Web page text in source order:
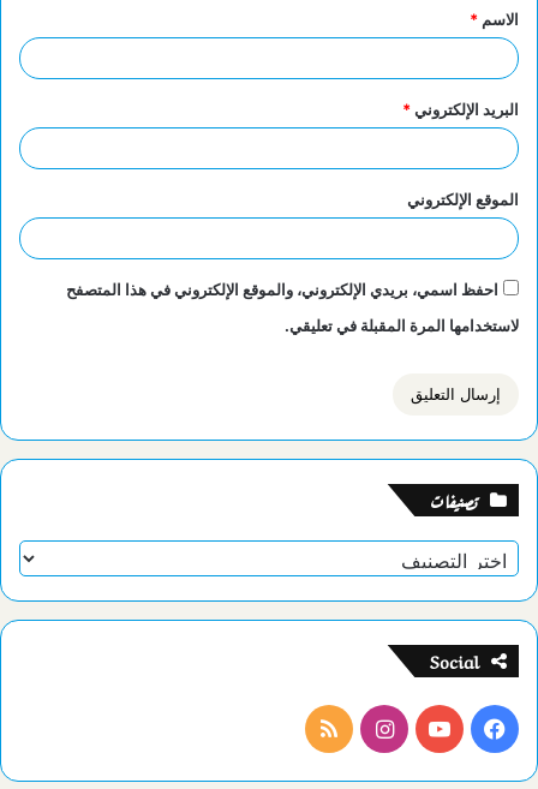
*
الاسم *
البريد الإلكتروني*
الموقع الإلكتروني
احفظ اسمي، بريدي الإلكتروني، والموقع الإلكتروني في هذا المتصفح
لاستخدامها المرة المقبلة في تعليقي.
تصنيفات
تصنيفات
Social
فيسبوكيوتيوبانستقرامملخص
الموقع